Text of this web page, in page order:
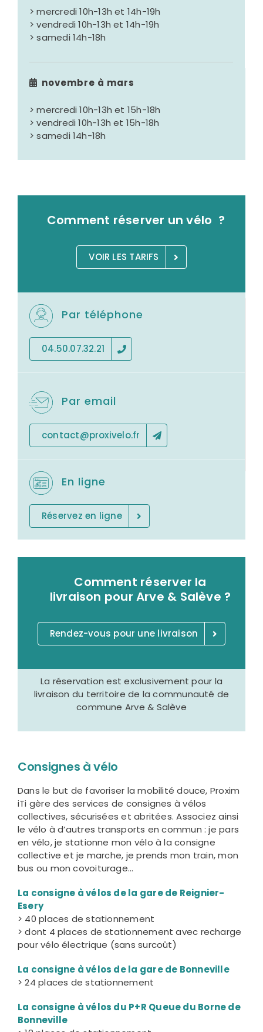
> mercredi 10h-13h et 14h-19h
> vendredi 10h-13h et 14h-19h
> samedi 14h-18h
novembre à mars
> mercredi 10h-13h et 15h-18h
> vendredi 10h-13h et 15h-18h
> samedi 14h-18h
Comment réserver un vélo ?
VOIR LES TARIFS
Par téléphone
04.50.07.32.21
Par email
contact@proxivelo.fr
En ligne
Réservez en ligne
Comment réserver la
livraison pour Arve & Salève ?
Rendez-vous pour une livraison
La réservation est exclusivement pour la
livraison du territoire de la communauté de
commune Arve & Salève
Consignes à vélo
Dans le but de favoriser la mobilité douce, Proxim
iTi gère des services de consignes à vélos
collectives, sécurisées et abritées. Associez ainsi
le vélo à d’autres transports en commun : je pars
en vélo, je stationne mon vélo à la consigne
collective et je marche, je prends mon train, mon
bus ou mon covoiturage…
La consigne à vélos de la gare de Reignier-
Esery
> 40 places de stationnement
> dont 4 places de stationnement avec recharge
pour vélo électrique (sans surcoût)
La consigne à vélos de la gare de Bonneville
> 24 places de stationnement
La consigne à vélos du P+R Queue du Borne de
Bonneville